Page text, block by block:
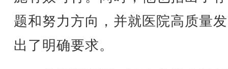
题和努力方向，并就医院高质量
出了明确要求。